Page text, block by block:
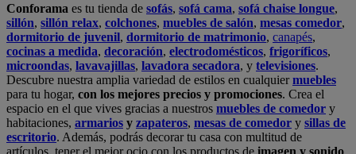
Conforama es tu tienda de sofás, sofá cama, sofá chaise longue,
sillón, sillón relax, colchones, muebles de salón, mesas comedor,
dormitorio de juvenil, dormitorio de matrimonio, canapés,
cocinas a medida, decoración, electrodomésticos, frigoríficos,
microondas, lavavajillas, lavadora secadora, y televisiones.
Descubre nuestra amplia variedad de estilos en cualquiermuebles
para tu hogar, con los mejores precios y promociones. Crea el
espacio en el que vives gracias a nuestros muebles de comedor y
habitaciones, armarios y zapateros, mesas de comedor y sillas de
escritorio. Además, podrás decorar tu casa con multitud de
artículos, tener el mejor ocio con los productos de imagen y sonido